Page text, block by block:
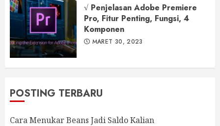
√ Penjelasan Adobe Premiere
Pro, Fitur Penting, Fungsi, 4
Komponen
MARET 30, 2023
POSTING TERBARU
Cara Menukar Beans Jadi Saldo Kalian